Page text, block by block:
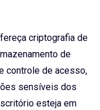
criptografia de
de
controle de acesso,
sensíveis dos
esteja em